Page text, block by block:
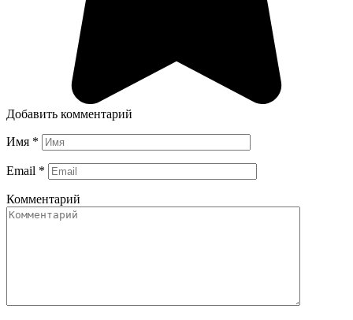
Добавить комментарий
Имя *
Email *
Комментарий